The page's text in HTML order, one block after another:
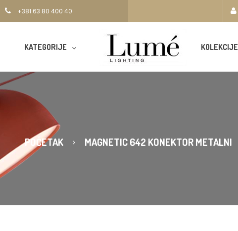
+381 63 80 400 40
KATEGORIJE KOLEKCIJE
POČETAK MAGNETIC 642 KONEKTOR METALNI